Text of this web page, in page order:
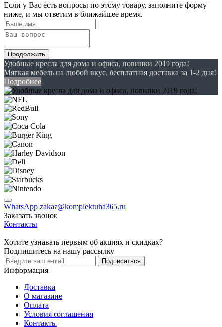
Если у Вас есть вопросы по этому товару, заполните форму
ниже, и мы ответим в ближайшее время.
Продолжить
Удобные кресла для дома и офиса, новинки 2019 года!
Мягкая мебель на любой вкус, бесплатная доставка за 1-2 дня!
Подробнее
WhatsApp zakaz@komplektuha365.ru
Заказать звонок
Контакты
Хотите узнавать первым об акциях и скидках?
Подпишитесь на нашу рассылку
Подписаться
Информация
Доставка
О магазине
Оплата
Условия соглашения
Контакты